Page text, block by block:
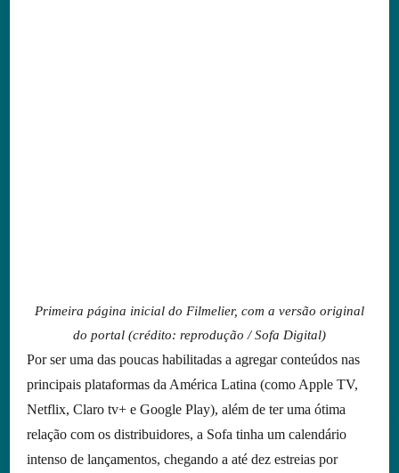
Primeira página inicial do Filmelier, com a versão original
do portal (crédito: reprodução / Sofa Digital)
Por ser uma das poucas habilitadas a agregar conteúdos nas
principais plataformas da América Latina (como Apple TV,
Netflix, Claro tv+ e Google Play), além de ter uma ótima
relação com os distribuidores, a Sofa tinha um calendário
intenso de lançamentos, chegando a até dez estreias por